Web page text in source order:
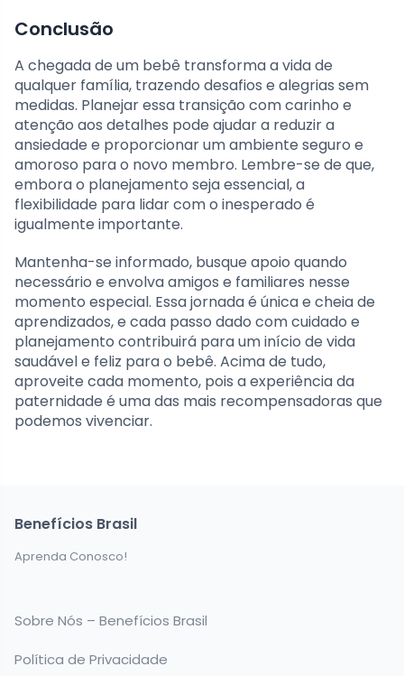
Conclusão
A chegada de um bebê transforma a vida de
qualquer família, trazendo desafios e alegrias sem
medidas. Planejar essa transição com carinho e
atenção aos detalhes pode ajudar a reduzir a
ansiedade e proporcionar um ambiente seguro e
amoroso para o novo membro. Lembre-se de que,
embora o planejamento seja essencial, a
flexibilidade para lidar com o inesperado é
igualmente importante.
Mantenha-se informado, busque apoio quando
necessário e envolva amigos e familiares nesse
momento especial. Essa jornada é única e cheia de
aprendizados, e cada passo dado com cuidado e
planejamento contribuirá para um início de vida
saudável e feliz para o bebê. Acima de tudo,
aproveite cada momento, pois a experiência da
paternidade é uma das mais recompensadoras que
podemos vivenciar.
Benefícios Brasil
Aprenda Conosco!
Sobre Nós – Benefícios Brasil
Política de Privacidade